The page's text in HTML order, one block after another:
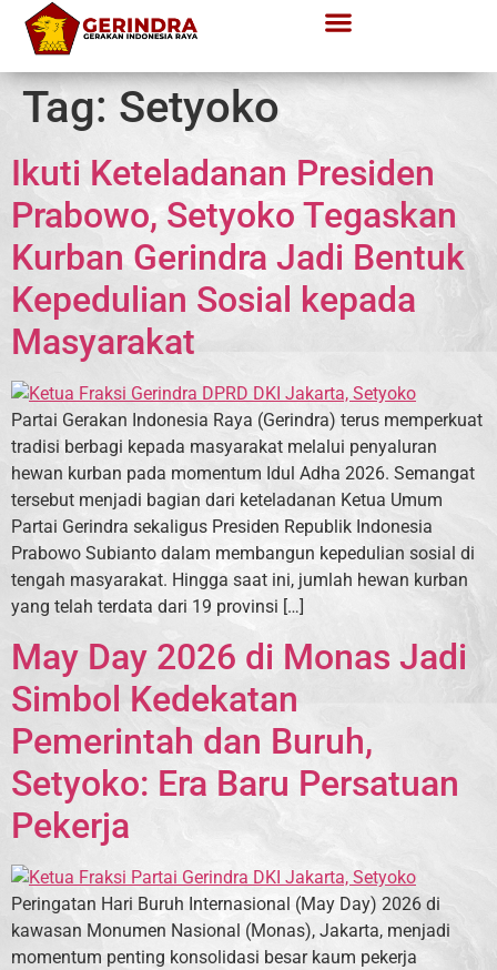
Tag: Setyoko
Ikuti Keteladanan Presiden
Prabowo, Setyoko Tegaskan
Kurban Gerindra Jadi Bentuk
Kepedulian Sosial kepada
Masyarakat
Partai Gerakan Indonesia Raya (Gerindra) terus memperkuat
tradisi berbagi kepada masyarakat melalui penyaluran
hewan kurban pada momentum Idul Adha 2026. Semangat
tersebut menjadi bagian dari keteladanan Ketua Umum
Partai Gerindra sekaligus Presiden Republik Indonesia
Prabowo Subianto dalam membangun kepedulian sosial di
tengah masyarakat. Hingga saat ini, jumlah hewan kurban
yang telah terdata dari 19 provinsi […]
May Day 2026 di Monas Jadi
Simbol Kedekatan
Pemerintah dan Buruh,
Setyoko: Era Baru Persatuan
Pekerja
Peringatan Hari Buruh Internasional (May Day) 2026 di
kawasan Monumen Nasional (Monas), Jakarta, menjadi
momentum penting konsolidasi besar kaum pekerja